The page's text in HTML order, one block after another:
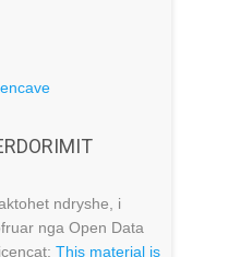
ndryshe, i
nga Open Data
This material is